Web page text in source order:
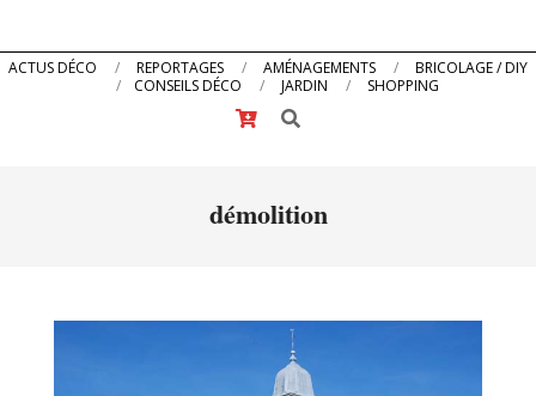
Primary
ACTUS DÉCO REPORTAGES AMÉNAGEMENTS
BRICOLAGE / DIY
CONSEILS DÉCO
JARDIN
SHOPPING
Search
démolition